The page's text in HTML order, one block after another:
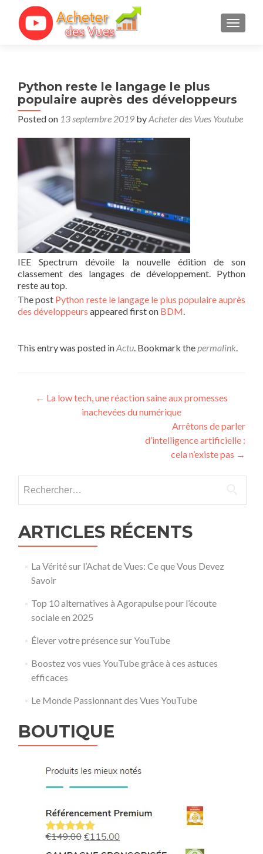
Python reste le langage le plus
populaire auprès des développeurs
Posted on 13 septembre 2019 byAcheter des Vues Youtube
IEE Spectrum dévoile la nouvelle édition de son
classement des langages de développement. Python
reste au top.
The post Python reste le langage le plus populaire auprès
des développeurs appeared first on BDM.
This entry was posted inActu. Bookmark thepermalink.
Post navigation
← La low tech, une réaction saine aux promesses
inachevées du numérique
Arrêtons de parler
d’intelligence artificielle :
cela n’existe pas →
ARTICLES RÉCENTS
La Vérité sur l’Achat de Vues: Ce que Vous Devez
Savoir
Top 10 alternatives à Agorapulse pour l’écoute
sociale en 2025
Élever votre présence sur YouTube
Boostez vos vues YouTube grâce à ces astuces
efficaces
Le Monde Passionnant des Vues YouTube
BOUTIQUE